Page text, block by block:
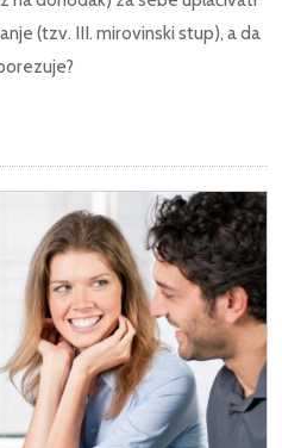
(tzv. III. mirovinski stup), a da